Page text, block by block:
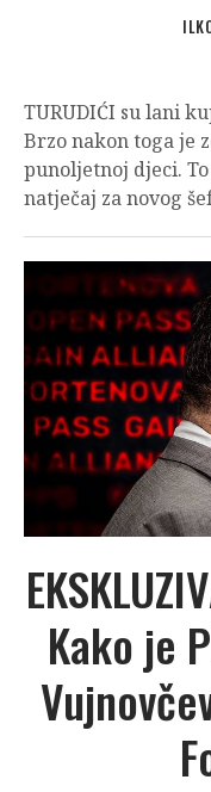
TURUDIĆI su lani
Brzo nakon toga je
punoljetnoj djeci.
natječaj za novog
Kako je